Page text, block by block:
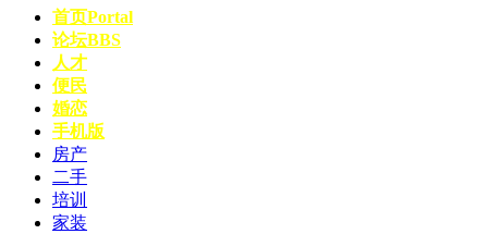
首页Portal
论坛BBS
人才
便民
婚恋
手机版
房产
二手
培训
家装